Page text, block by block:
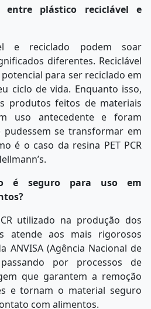
plástico reciclável e
e reciclado podem soar
diferentes. Reciclável
para ser reciclado em
ciclo de vida. Enquanto isso,
produtos feitos de materiais
uso antecedente e foram
pudessem se transformar em
é o caso da resina PET PCR
é seguro para uso em
utilizado na produção dos
atende aos mais rigorosos
ANVISA (Agência Nacional de
por processos de
que garantem a remoção
e tornam o material seguro
com alimentos.